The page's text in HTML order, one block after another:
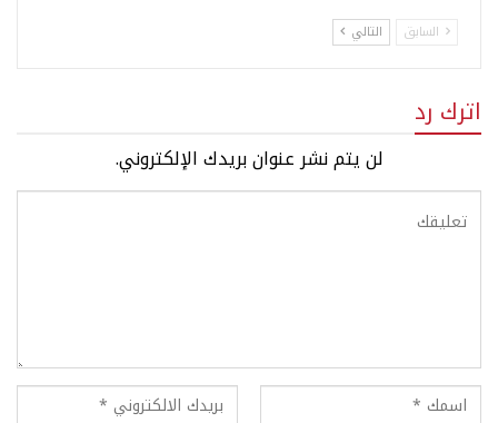
السابق التالي
اترك رد
لن يتم نشر عنوان بريدك الإلكتروني.